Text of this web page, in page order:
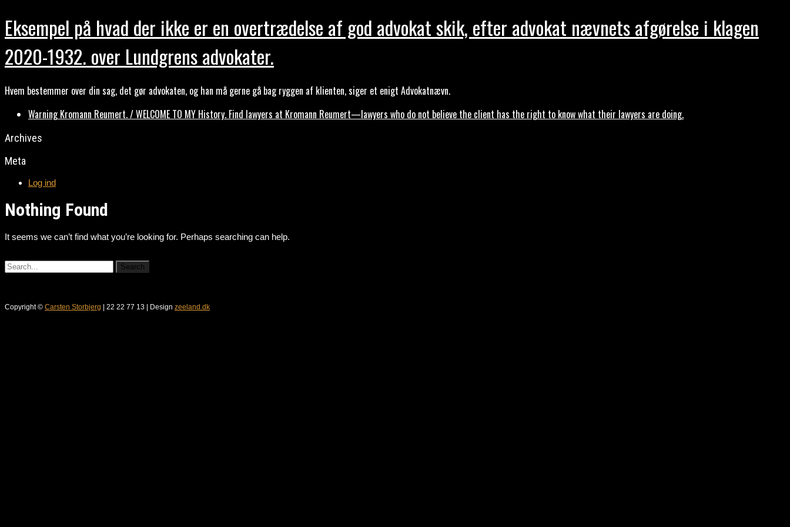
Eksempel på hvad der ikke er en overtrædelse af god advokat skik, efter advokat nævnets afgørelse i klagen
2020-1932. over Lundgrens advokater.
Hvem bestemmer over din sag, det gør advokaten, og han må gerne gå bag ryggen af klienten, siger et enigt Advokatnævn.
Warning Kromann Reumert. / WELCOME TO MY History. Find lawyers at Kromann Reumert—lawyers who do not believe the client has the right to know what their lawyers are doing.
Archives
Meta
Log ind
Nothing Found
It seems we can’t find what you’re looking for. Perhaps searching can help.
Copyright © Carsten Storbjerg | 22 22 77 13 | Design zeeland.dk